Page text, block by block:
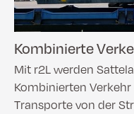
Kombinierte
Mit r2L werden
Kombinierten
Transporte von der